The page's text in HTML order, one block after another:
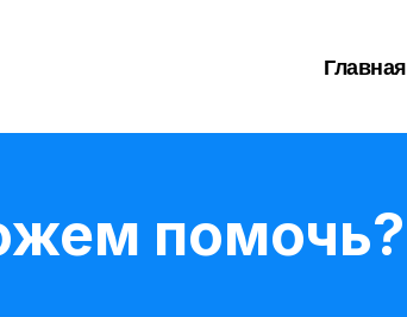
Главная
помочь?